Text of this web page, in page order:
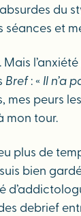
du
séances et
Mais
Bref : « Il n’a
mes peurs
mon tour.
plus de
bien
debrief